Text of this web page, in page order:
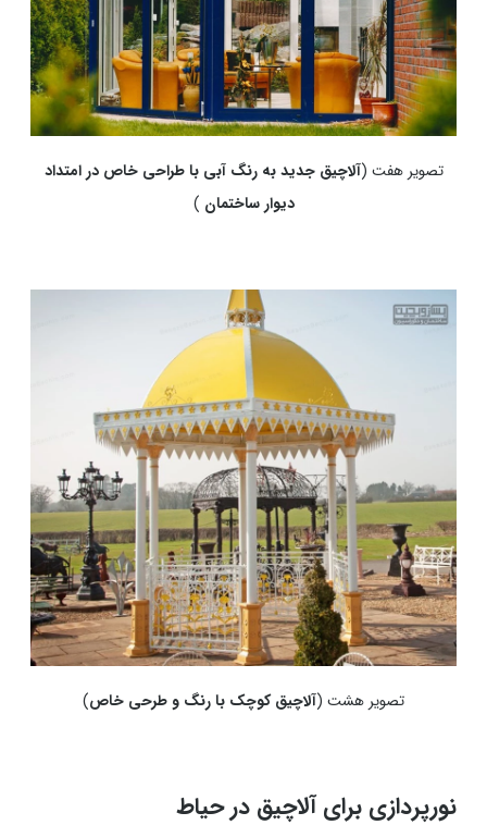
تصویر هفت ( آلاچیق جدید به رنگ آبی با طراحی خاص در امتداد
دیوار ساختمان)
تصویر هشت ( آلاچیق کوچک با رنگ و طرحی خاص)
نورپردازی برای آلاچیق در حیاط